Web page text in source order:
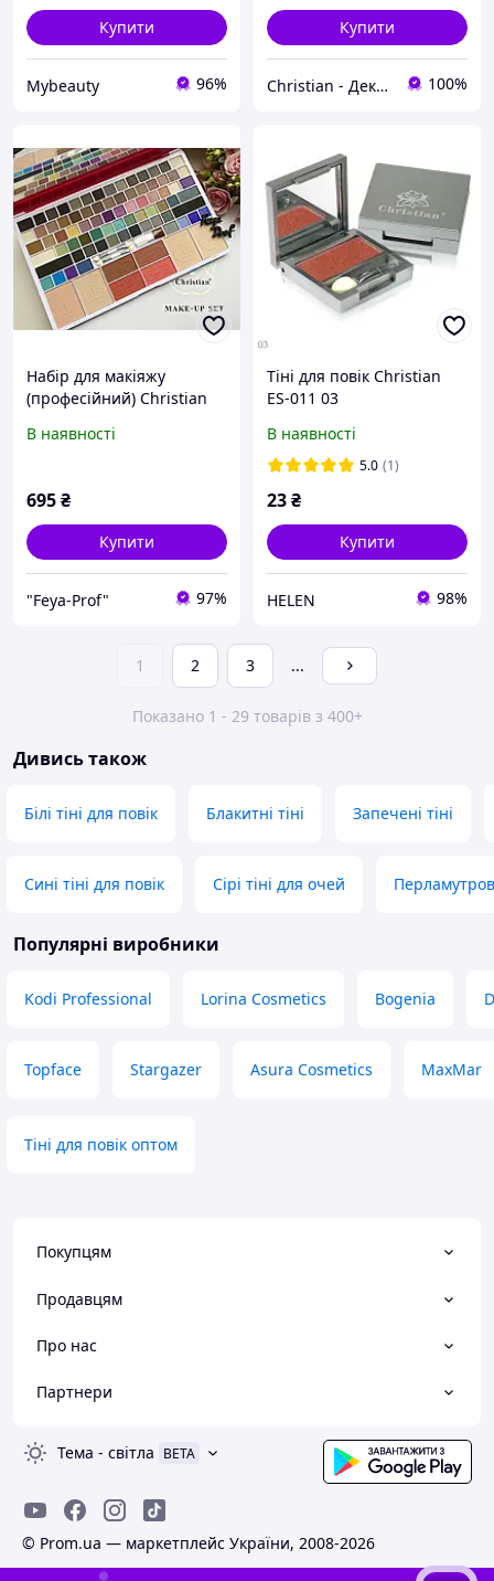
Купити
Mybeauty 96%
Купити
Christian - Декоративна косметика 100%
Набір для макіяжу
(професійний) Christian
В наявності
695₴
Купити
"Feya-Prof" 97%
Тіні для повік Christian
ES-011 03
В наявності
5.0 (1)
23₴
Купити
HELEN 98%
1 2 3 ...
Показано 1 - 29 товарів з 400+
Дивись також
Білі тіні для повік Блакитні тіні Запечені тіні
Сині тіні для повік Сірі тіні для очей
Популярні виробники
Kodi Professional Lorina Cosmetics Bogenia
Topface Stargazer Asura Cosmetics MaxMar
Тіні для повік оптом
Покупцям
Продавцям
Про нас
Партнери
Тема - світла BETA
© Prom.ua — маркетплейс України, 2008-2026